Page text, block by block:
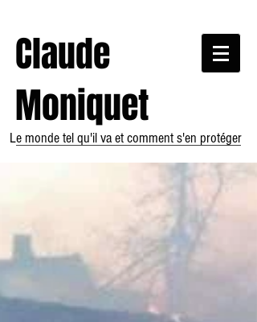
Claude
Moniquet
Le monde tel qu'il va et comment s'en protéger